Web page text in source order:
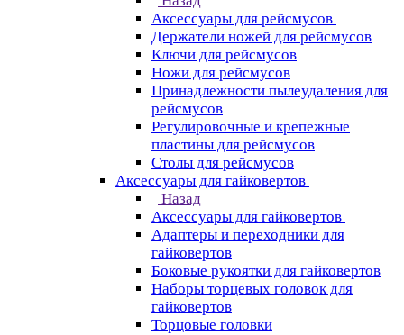
Аксессуары для рейсмусов
Держатели ножей для рейсмусов
Ключи для рейсмусов
Ножи для рейсмусов
Принадлежности пылеудаления для
рейсмусов
Регулировочные и крепежные
пластины для рейсмусов
Столы для рейсмусов
Аксессуары для гайковертов
Назад
Аксессуары для гайковертов
Адаптеры и переходники для
гайковертов
Боковые рукоятки для гайковертов
Наборы торцевых головок для
гайковертов
Торцовые головки